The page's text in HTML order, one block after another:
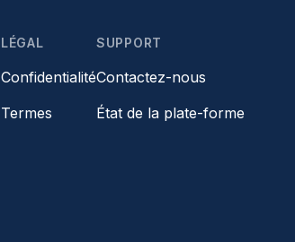
LÉGAL
Confidentialité
Termes
SUPPORT
Contactez-nous
État de la plate-forme